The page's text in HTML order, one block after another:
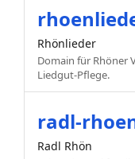
Rhönlieder
Domain für Rhöner
Liedgut-Pflege.
radl-
Radl Rhön